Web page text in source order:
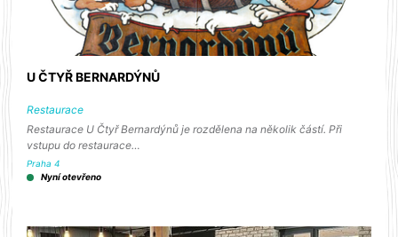
U ČTYŘ BERNARDÝNŮ
Restaurace
Restaurace U Čtyř Bernardýnů je rozdělena na několik částí. Při
vstupu do restaurace…
Praha 4
Nyní otevřeno